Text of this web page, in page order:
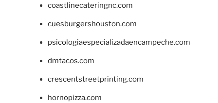
coastlinecateringnc.com
cuesburgershouston.com
psicologiaespecializadaencampeche.com
dmtacos.com
crescentstreetprinting.com
hornopizza.com